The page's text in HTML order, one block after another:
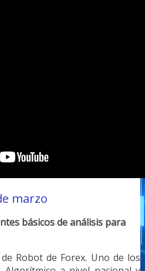
marzo
básicos de análisis para
Robot de Forex. Uno de los